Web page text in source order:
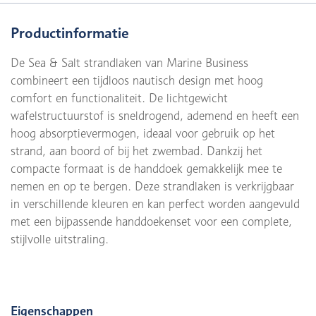
Productinformatie
De Sea & Salt strandlaken van Marine Business
combineert een tijdloos nautisch design met hoog
comfort en functionaliteit. De lichtgewicht
wafelstructuurstof is sneldrogend, ademend en heeft een
hoog absorptievermogen, ideaal voor gebruik op het
strand, aan boord of bij het zwembad. Dankzij het
compacte formaat is de handdoek gemakkelijk mee te
nemen en op te bergen. Deze strandlaken is verkrijgbaar
in verschillende kleuren en kan perfect worden aangevuld
met een bijpassende handdoekenset voor een complete,
stijlvolle uitstraling.
Eigenschappen